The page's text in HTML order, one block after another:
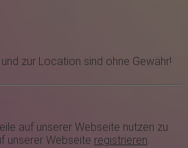
zur Location sind ohne Gewähr!
auf unserer Webseite nutzen zu
unserer Webseite registrieren.